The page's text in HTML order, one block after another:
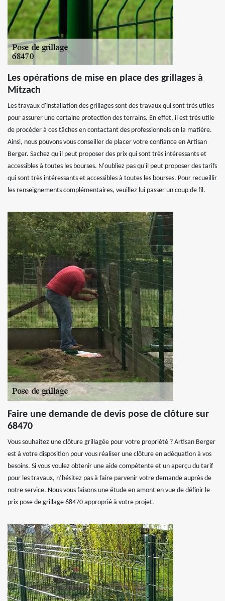
Les opérations de mise en place des grillages à
Mitzach
Les travaux d'installation des grillages sont des travaux qui sont très utiles
pour assurer une certaine protection des terrains. En effet, il est très utile
de procéder à ces tâches en contactant des professionnels en la matière.
Ainsi, nous pouvons vous conseiller de placer votre confiance en Artisan
Berger. Sachez qu'il peut proposer des prix qui sont très intéressants et
accessibles à toutes les bourses. N'oubliez pas qu'il peut proposer des tarifs
qui sont très intéressants et accessibles à toutes les bourses. Pour recueillir
les renseignements complémentaires, veuillez lui passer un coup de fil.
Faire une demande de devis pose de clôture sur
68470
Vous souhaitez une clôture grillagée pour votre propriété ? Artisan Berger
est à votre disposition pour vous réaliser une clôture en adéquation à vos
besoins. Si vous voulez obtenir une aide compétente et un aperçu du tarif
pour les travaux, n’hésitez pas à faire parvenir votre demande auprès de
notre service. Nous vous faisons une étude en amont en vue de définir le
prix pose de grillage 68470 approprié à votre projet.